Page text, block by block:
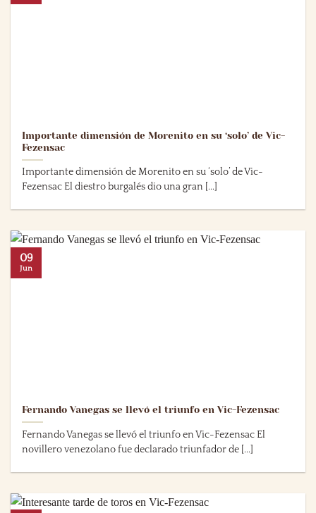
Importante dimensión de Morenito en su ‘solo’ de Vic-
Fezensac
Importante dimensión de Morenito en su ‘solo’ de Vic-
Fezensac El diestro burgalés dio una gran [...]
Fernando Vanegas se llevó el triunfo en Vic-Fezensac
Fernando Vanegas se llevó el triunfo en Vic-Fezensac El
novillero venezolano fue declarado triunfador de [...]
09
Jun